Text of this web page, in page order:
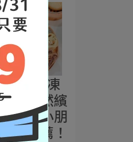
子 |冷凍
，自然繽
子，小朋
餐推薦！